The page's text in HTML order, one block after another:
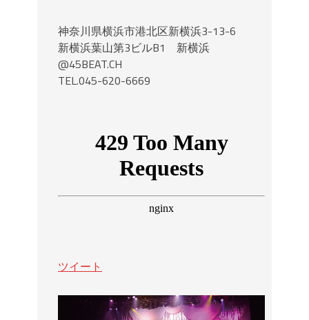
神奈川県横浜市港北区新横浜3-13-6
新横浜葉山第3ビルB1 新横浜
@45BEAT.CH
TEL.045-620-6669
ツイート